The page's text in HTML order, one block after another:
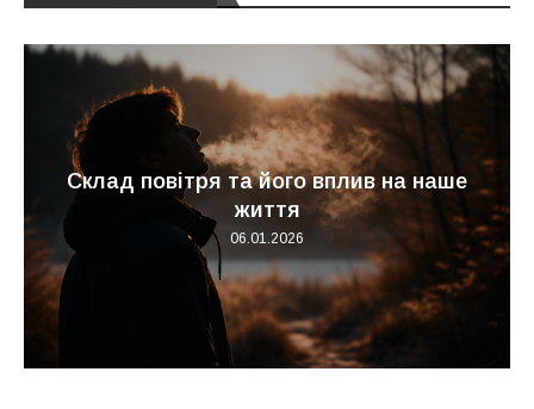
Склад повітря та його вплив на наше
життя
06.01.2026